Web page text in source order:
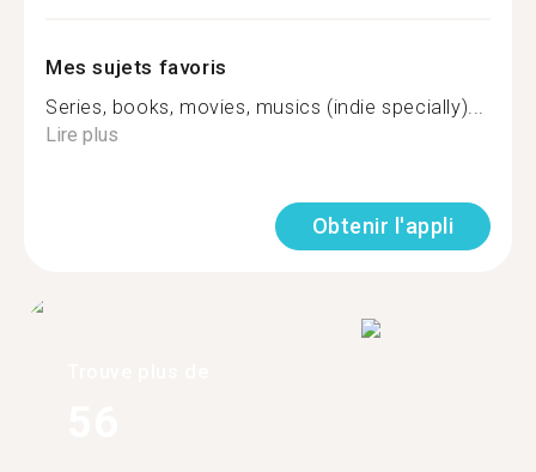
Mes sujets favoris
Series, books, movies, musics (indie specially)...
Lire plus
Obtenir l'appli